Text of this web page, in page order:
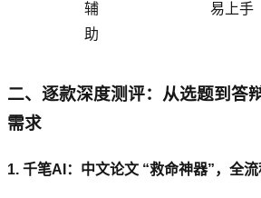
辅
助
易上手
二、逐款深度测评：从选题到答
需求
1. 千笔AI：中文论文 “救命神器”，全